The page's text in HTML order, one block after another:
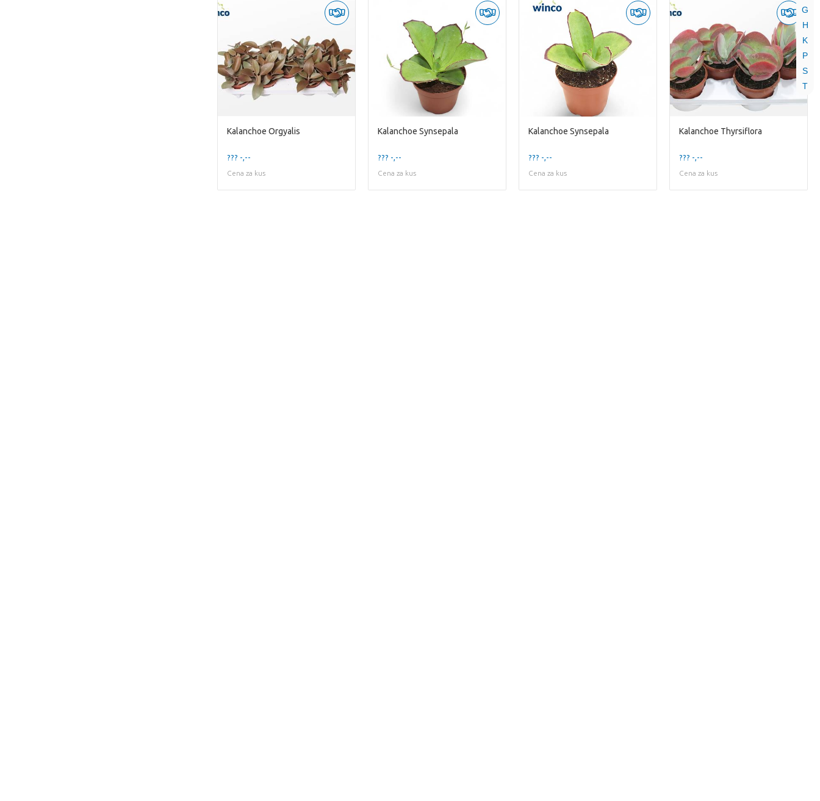
G
H
K
P
S
T
Kalanchoe Orgyalis
??? -,--
Cena za kus
Kalanchoe Synsepala
??? -,--
Cena za kus
Kalanchoe Synsepala
??? -,--
Cena za kus
Kalanchoe Thyrsiflora
??? -,--
Cena za kus